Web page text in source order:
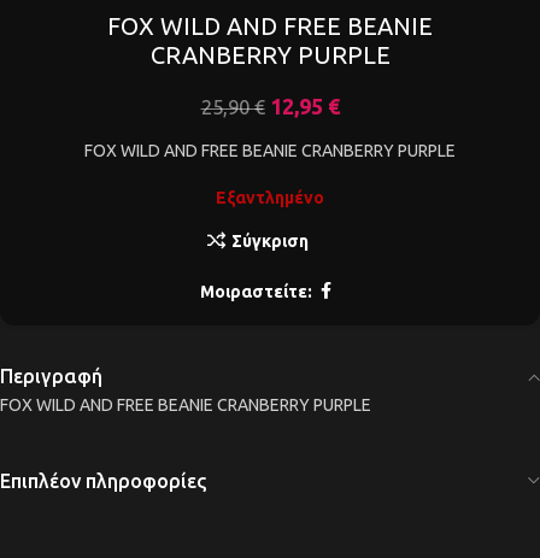
FOX WILD AND FREE BEANIE
CRANBERRY PURPLE
25,90€ 12,95 €
FOX WILD AND FREE BEANIE CRANBERRY PURPLE
Εξαντλημένο
Σύγκριση
Μοιραστείτε:
Περιγραφή
FOX WILD AND FREE BEANIE CRANBERRY PURPLE
Επιπλέον πληροφορίες